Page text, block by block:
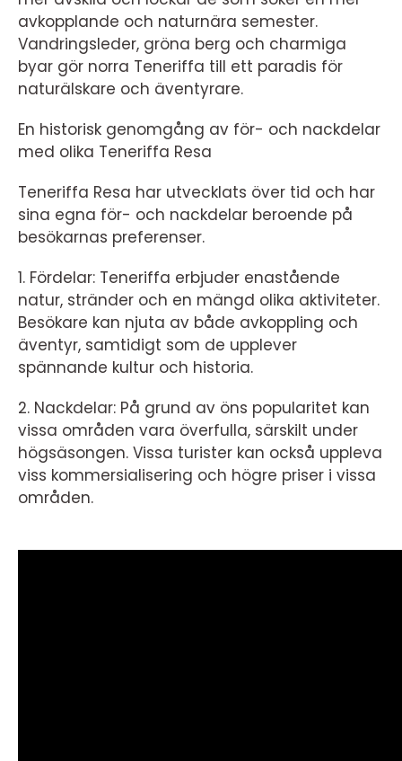
avkopplande och naturnära semester.
Vandringsleder, gröna berg och charmiga
byar gör norra Teneriffa till ett paradis för
naturälskare och äventyrare.
En historisk genomgång av för- och nackdelar
med olika Teneriffa Resa
Teneriffa Resa har utvecklats över tid och har
sina egna för- och nackdelar beroende på
besökarnas preferenser.
1. Fördelar: Teneriffa erbjuder enastående
natur, stränder och en mängd olika aktiviteter.
Besökare kan njuta av både avkoppling och
äventyr, samtidigt som de upplever
spännande kultur och historia.
2. Nackdelar: På grund av öns popularitet kan
vissa områden vara överfulla, särskilt under
högsäsongen. Vissa turister kan också uppleva
viss kommersialisering och högre priser i vissa
områden.